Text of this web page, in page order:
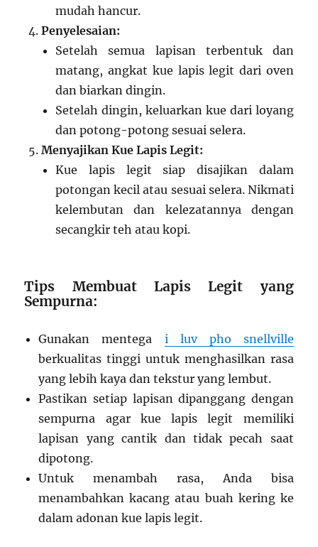
mudah hancur.
Penyelesaian:
Setelah semua lapisan terbentuk dan
matang, angkat kue lapis legit dari oven
dan biarkan dingin.
Setelah dingin, keluarkan kue dari loyang
dan potong-potong sesuai selera.
Menyajikan Kue Lapis Legit:
Kue lapis legit siap disajikan dalam
potongan kecil atau sesuai selera. Nikmati
kelembutan dan kelezatannya dengan
secangkir teh atau kopi.
Tips Membuat Lapis Legit yang
Sempurna:
Gunakan mentega i luv pho snellville
berkualitas tinggi untuk menghasilkan rasa
yang lebih kaya dan tekstur yang lembut.
Pastikan setiap lapisan dipanggang dengan
sempurna agar kue lapis legit memiliki
lapisan yang cantik dan tidak pecah saat
dipotong.
Untuk menambah rasa, Anda bisa
menambahkan kacang atau buah kering ke
dalam adonan kue lapis legit.